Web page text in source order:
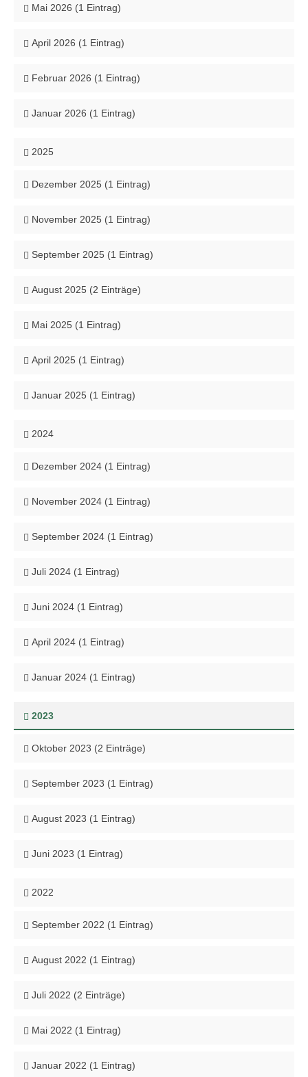
Mai 2026 (1 Eintrag)
April 2026 (1 Eintrag)
Februar 2026 (1 Eintrag)
Januar 2026 (1 Eintrag)
2025
Dezember 2025 (1 Eintrag)
November 2025 (1 Eintrag)
September 2025 (1 Eintrag)
August 2025 (2 Einträge)
Mai 2025 (1 Eintrag)
April 2025 (1 Eintrag)
Januar 2025 (1 Eintrag)
2024
Dezember 2024 (1 Eintrag)
November 2024 (1 Eintrag)
September 2024 (1 Eintrag)
Juli 2024 (1 Eintrag)
Juni 2024 (1 Eintrag)
April 2024 (1 Eintrag)
Januar 2024 (1 Eintrag)
2023
Oktober 2023 (2 Einträge)
September 2023 (1 Eintrag)
August 2023 (1 Eintrag)
Juni 2023 (1 Eintrag)
2022
September 2022 (1 Eintrag)
August 2022 (1 Eintrag)
Juli 2022 (2 Einträge)
Mai 2022 (1 Eintrag)
Januar 2022 (1 Eintrag)